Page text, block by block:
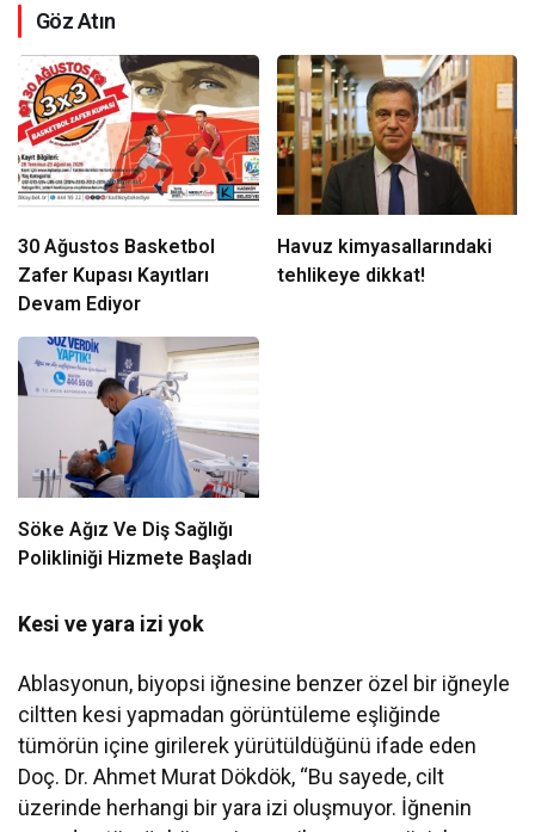
Göz Atın
30 Ağustos Basketbol
Zafer Kupası Kayıtları
Devam Ediyor
Havuz kimyasallarındaki
tehlikeye dikkat!
Söke Ağız Ve Diş Sağlığı
Polikliniği Hizmete Başladı
Kesi ve yara izi yok
Ablasyonun, biyopsi iğnesine benzer özel bir iğneyle
ciltten kesi yapmadan görüntüleme eşliğinde
tümörün içine girilerek yürütüldüğünü ifade eden
Doç. Dr. Ahmet Murat Dökdök, “Bu sayede, cilt
üzerinde herhangi bir yara izi oluşmuyor. İğnenin